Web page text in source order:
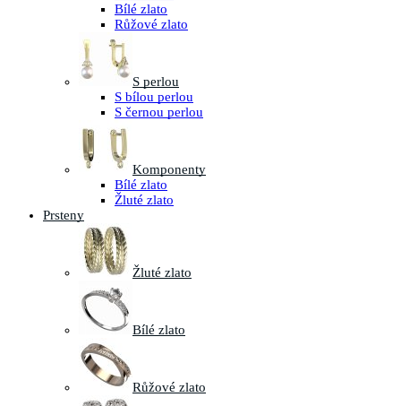
Bílé zlato
Růžové zlato
S perlou
S bílou perlou
S černou perlou
Komponenty
Bílé zlato
Žluté zlato
Prsteny
Žluté zlato
Bílé zlato
Růžové zlato